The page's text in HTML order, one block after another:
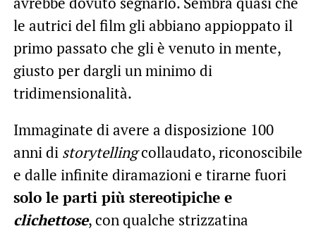
le autrici del film gli abbiano appioppato il
primo passato che gli è venuto in mente,
giusto per dargli un minimo di
tridimensionalità.
Immaginate di avere a disposizione 100
anni di storytellingcollaudato, riconoscibile
e dalle infinite diramazioni e tirarne fuori
solo le parti più stereotipiche e
clichettose, con qualche strizzatina